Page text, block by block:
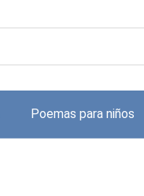
Poemas para niños